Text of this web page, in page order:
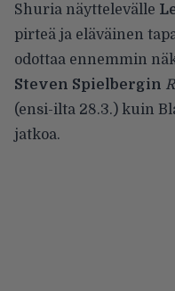
Shuria näyttelevälle
pirteä ja eläväinen
odottaa ennemmin
Steven Spielbergin
(ensi-ilta 28.3.) kuin
jatkoa.